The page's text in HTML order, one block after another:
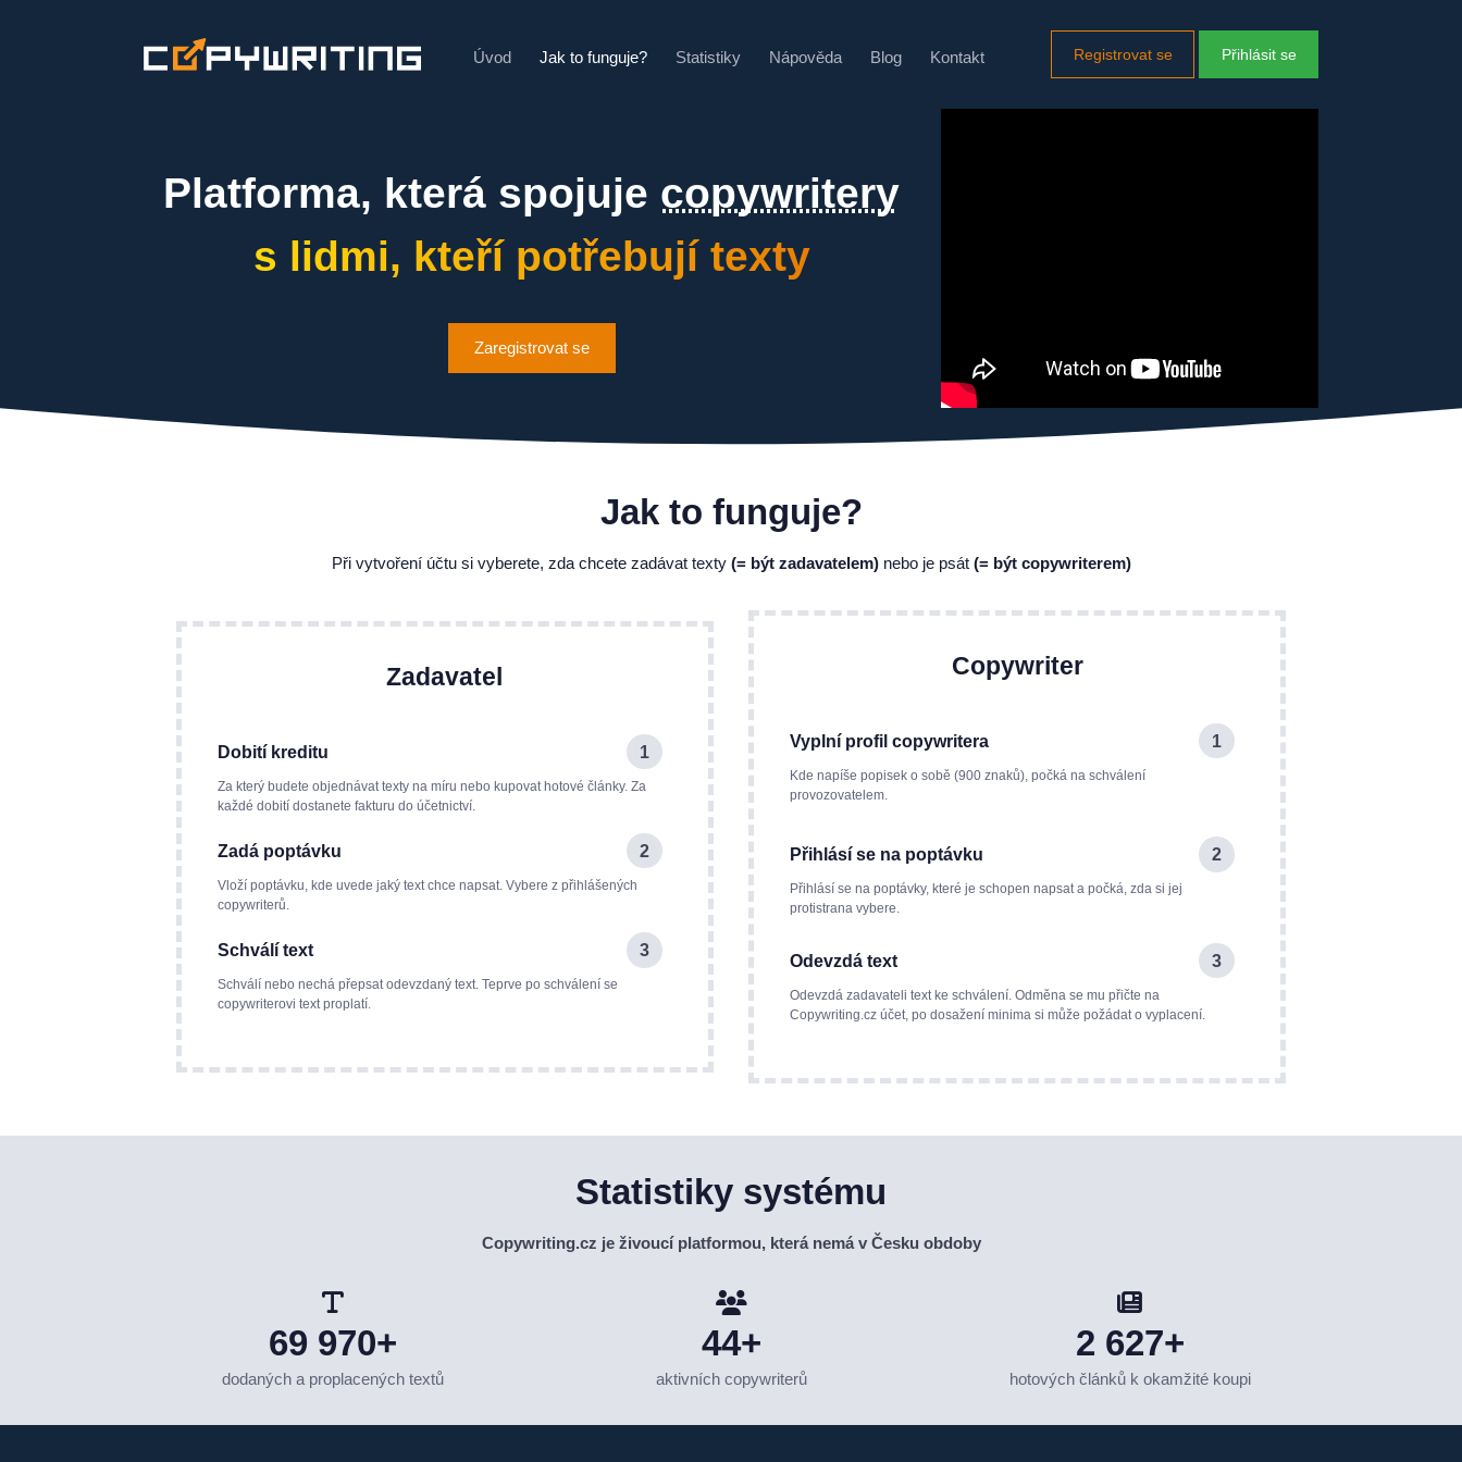
Úvod Jak to funguje? Statistiky Nápověda Blog Kontakt Registrovat se Přihlásit se
Platforma, která spojuje copywritery
s lidmi, kteří potřebují texty
Zaregistrovat se
Jak to funguje?
Při vytvoření účtu si vyberete, zda chcete zadávat texty (= být zadavatelem)nebo je psát (= být copywriterem)
Zadavatel
Dobití kreditu 1
Za který budete objednávat texty na míru nebo kupovat hotové články. Za
každé dobití dostanete fakturu do účetnictví.
Zadá poptávku 2
Vloží poptávku, kde uvede jaký text chce napsat. Vybere z přihlášených
copywriterů.
Schválí text 3
Schválí nebo nechá přepsat odevzdaný text. Teprve po schválení se
copywriterovi text proplatí.
Copywriter
Vyplní profil copywritera 1
Kde napíše popisek o sobě (900 znaků), počká na schválení
provozovatelem.
Přihlásí se na poptávku 2
Přihlásí se na poptávky, které je schopen napsat a počká, zda si jej
protistrana vybere.
Odevzdá text 3
Odevzdá zadavateli text ke schválení. Odměna se mu přičte na
Copywriting.cz účet, po dosažení minima si může požádat o vyplacení.
Statistiky systému
Copywriting.cz je živoucí platformou, která nemá v Česku obdoby
69 970+
dodaných a proplacených textů
44+
aktivních copywriterů
2 627+
hotových článků k okamžité koupi